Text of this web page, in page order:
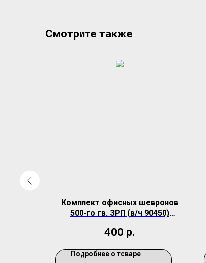
Смотрите также
Комплект офисных шевронов
500-го гв. ЗРП (в/ч 90450)
400 р.
Подробнее о товаре